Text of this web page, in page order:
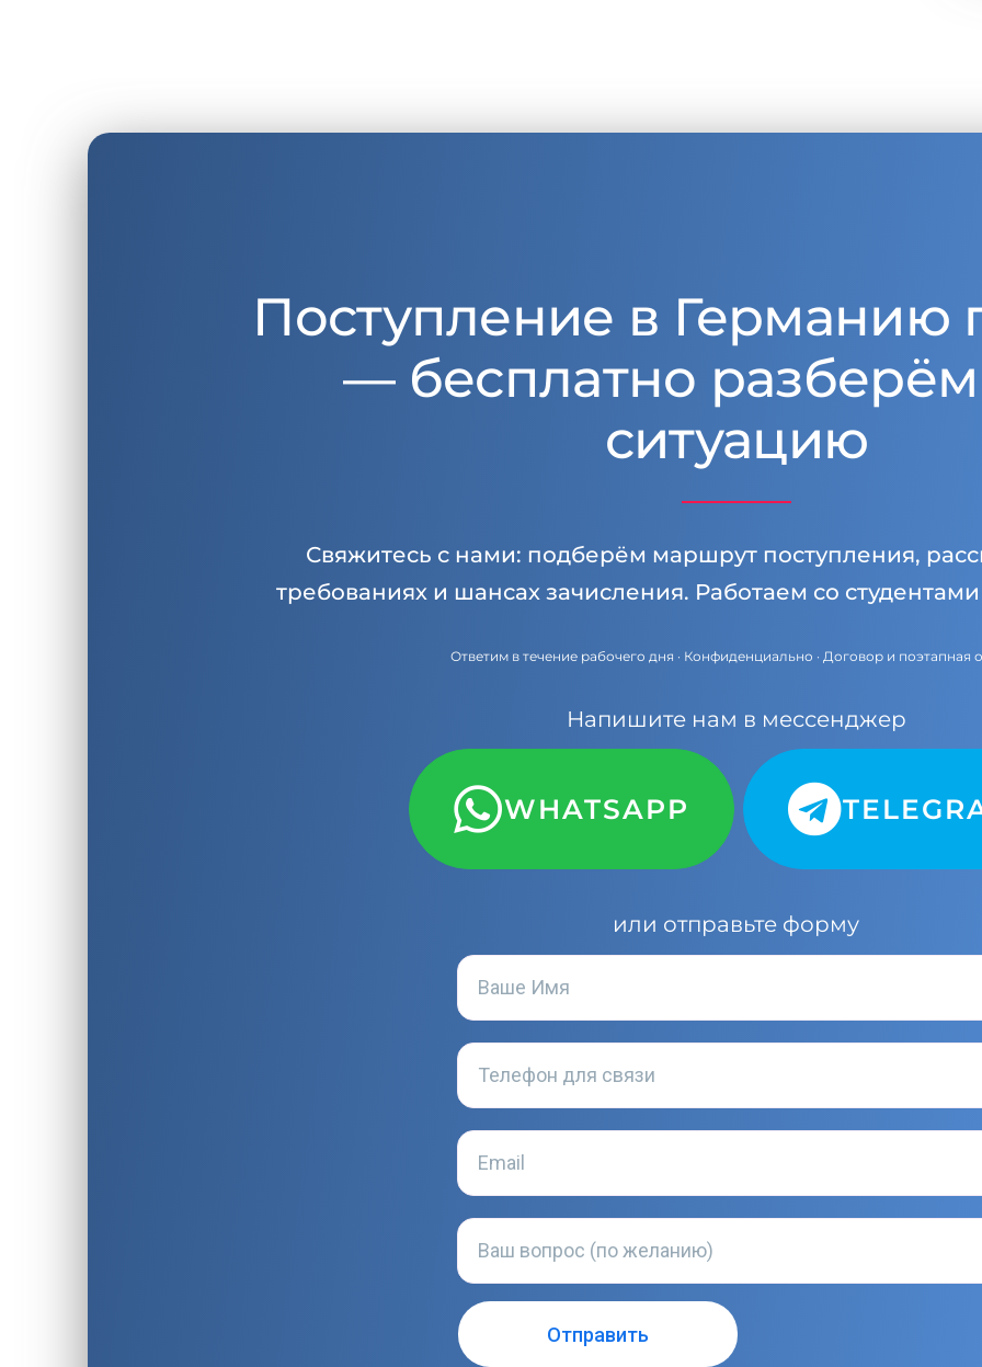
Поступление в Германию
— бесплатно
ситуацию
Свяжитесь с нами: подберём маршрут поступления,
требованиях и шансах зачисления. Работаем со
Ответим в течение рабочего дня · Конфиденциально · Договор и поэтапная
Напишите нам в мессенджер
WHATSAPP
или отправьте форму